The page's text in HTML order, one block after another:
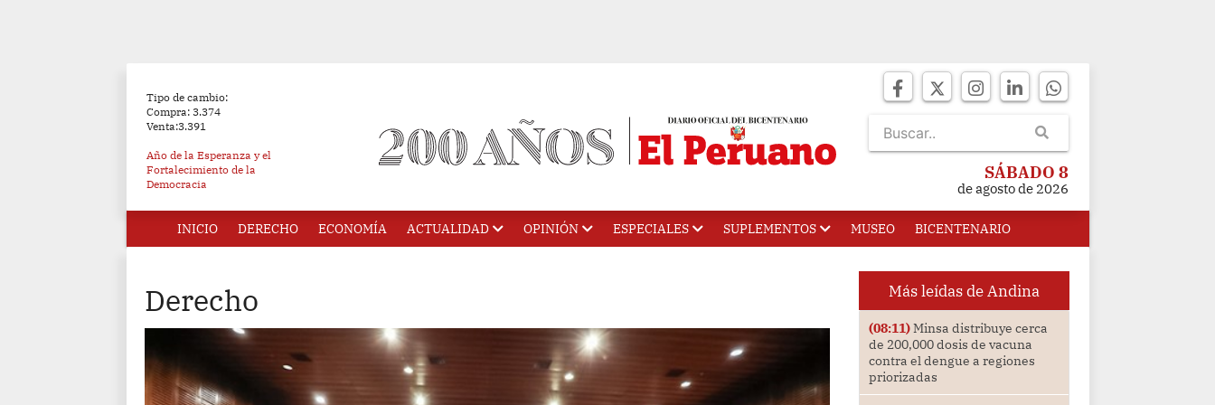
Tipo de cambio:
Compra: 3.374
Venta:3.391
Año de la Esperanza y el
Fortalecimiento de la
Democracia
SÁBADO 8
de agosto de 2026
INICIO DERECHO ECONOMÍA ACTUALIDAD OPINIÓN ESPECIALES SUPLEMENTOS MUSEO BICENTENARIO
Derecho Más leídas de Andina
(08:11)Minsa distribuye cerca
de 200,000 dosis de vacuna
contra el dengue a regiones
priorizadas